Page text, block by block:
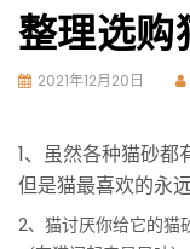
整理选购
2021年12月20日
1、虽然各种猫砂都
但是猫最喜欢的永
2、猫讨厌你给它的猫